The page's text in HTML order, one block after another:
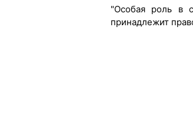
"Особая роль в
принадлежит